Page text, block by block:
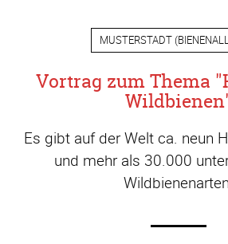
MUSTERSTADT (
Vortrag zum Thema
Es gibt auf der Welt ca. neun
und mehr als 30.000